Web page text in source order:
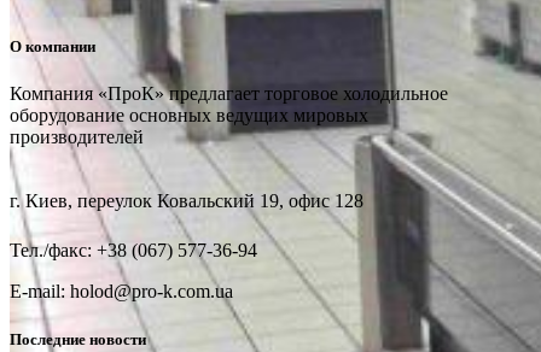
О компании
Компания «ПроК» предлагает торговое холодильное
оборудование основных ведущих мировых
производителей
г. Киев, переулок Ковальский 19, офис 128
Тел./факс: +38 (067) 577-36-94
E-mail: holod@pro-k.com.ua
Последние новости